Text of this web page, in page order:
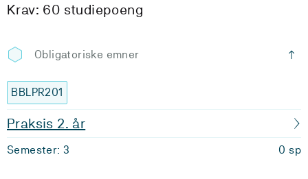
Krav: 60 studiepoeng
Obligatoriske emner
BBLPR201
Praksis 2. år
Semester: 3 0 sp